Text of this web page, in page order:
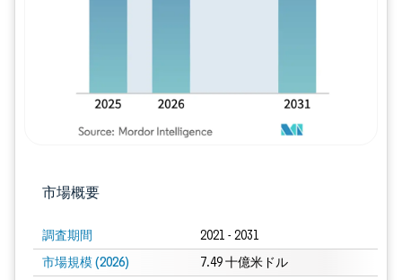
市場概要
調査期間 2021 - 2031
市場規模 (2026) 7.49 十億米ドル